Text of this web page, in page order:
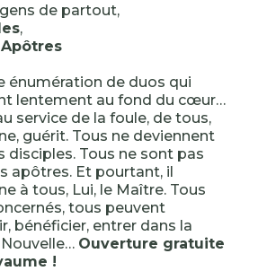
de partout,
,
Apôtres
énumération de duos qui
lentement au fond du cœur…
service de la foule, de tous,
guérit. Tous ne deviennent
disciples. Tous ne sont pas
apôtres. Et pourtant, il
à tous, Lui, le Maître. Tous
tous peuvent
bénéficier, entrer dans la
Ouverture gratuite
!